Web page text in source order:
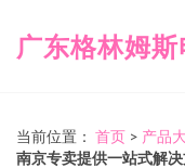
广东格林姆
当前位置： 首页 > 产品
南京专卖提供一站式解